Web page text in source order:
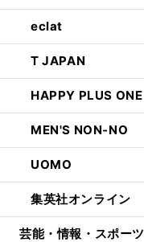
eclat
T JAPAN
HAPPY PLUS ONE
MEN'S NON-NO
UOMO
集英社オンライン
芸能・情報・スポーツ